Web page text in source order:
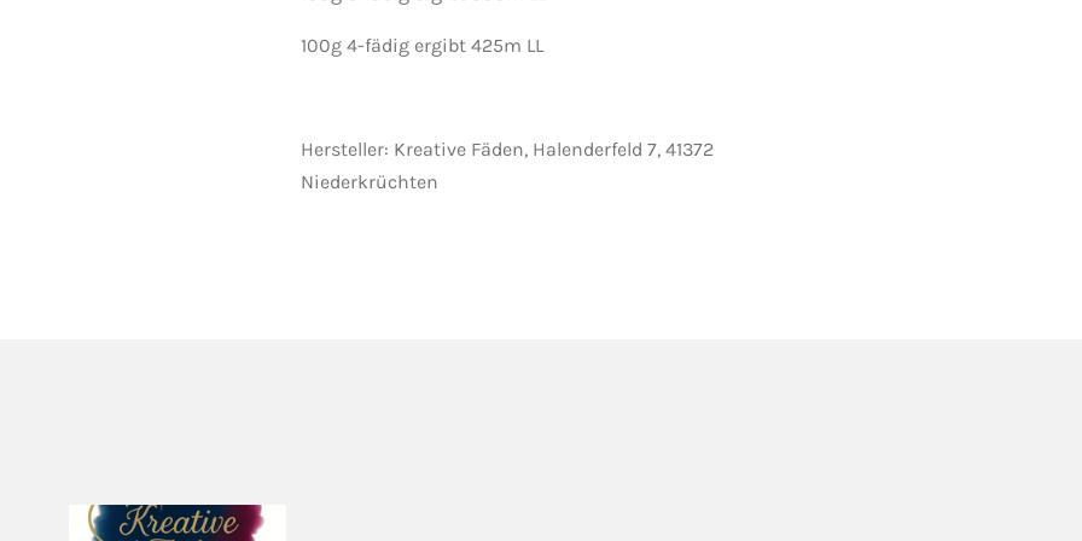
100g 4-fädig ergibt 425m LL
Hersteller: Kreative Fäden, Halenderfeld 7, 41372
Niederkrüchten